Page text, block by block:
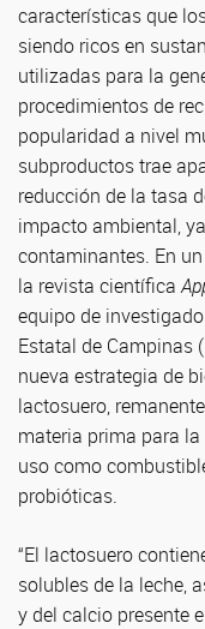
características que
siendo ricos en
utilizadas para la
procedimientos de
popularidad a nivel
subproductos trae
reducción de la tasa
impacto ambiental,
contaminantes. En
la revista científica
equipo de
Estatal de Campinas
nueva estrategia de
lactosuero,
materia prima para
uso como
probióticas.
“El lactosuero
solubles de la leche,
y del calcio presente